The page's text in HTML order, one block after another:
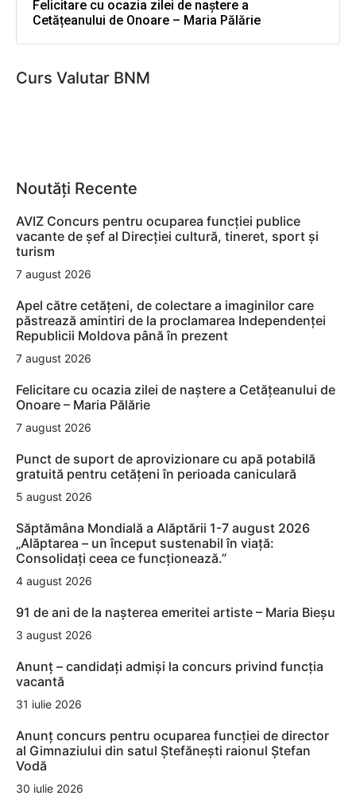
Felicitare cu ocazia zilei de naștere a
Cetățeanului de Onoare – Maria Pălărie
Curs Valutar BNM
Noutăți Recente
AVIZ Concurs pentru ocuparea funcţiei publice
vacante de şef al Direcţiei cultură, tineret, sport şi
turism
7 august 2026
Apel către cetățeni, de colectare a imaginilor care
păstrează amintiri de la proclamarea Independenței
Republicii Moldova până în prezent
7 august 2026
Felicitare cu ocazia zilei de naștere a Cetățeanului de
Onoare – Maria Pălărie
7 august 2026
Punct de suport de aprovizionare cu apă potabilă
gratuită pentru cetățeni în perioada caniculară
5 august 2026
Săptămâna Mondială a Alăptării 1-7 august 2026
„Alăptarea – un început sustenabil în viață:
Consolidați ceea ce funcționează.”
4 august 2026
91 de ani de la nașterea emeritei artiste – Maria Bieșu
3 august 2026
Anunț – candidați admiși la concurs privind funcția
vacantă
31 iulie 2026
Anunț concurs pentru ocuparea funcției de director
al Gimnaziului din satul Ștefănești raionul Ștefan
Vodă
30 iulie 2026